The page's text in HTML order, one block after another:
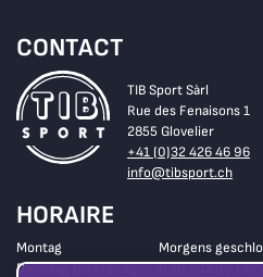
CONTACT
TIB Sport Sàrl
Rue des Fenaisons 1
2855 Glovelier
+41 (0)32 426 46 96
info@tibsport.ch
HORAIRE
Montag
Morgens
Dienstag bis Freitag
8.30 - 12.00 Uhr